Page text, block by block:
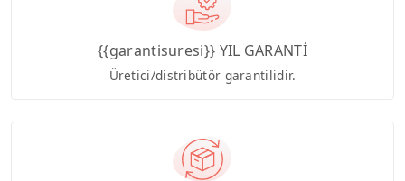
{{garantisuresi}} YIL GARANTİ
Üretici/distribütör garantilidir.